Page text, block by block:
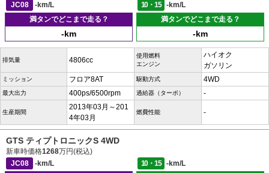
JC08
-km/L 10・15
-km/L
満タンでどこまで走る？
-km
満タンでどこまで走る？
-km
排気量 4806cc
使用燃料
エンジン
ハイオク
ガソリン
ミッション フロア8AT 駆動方式 4WD
最大出力 400ps/6500rpm 過給器（ターボ） -
生産期間
2013年03月～201
4年03月
燃費性能 -
GTS ティプトロニックS 4WD
新車時価格1268万円(税込)
JC08
-km/L 10・15
-km/L